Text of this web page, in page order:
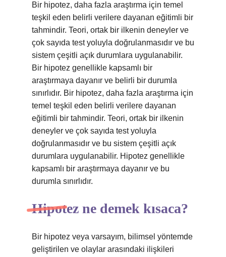
Bir hipotez, daha fazla araştırma için temel
teşkil eden belirli verilere dayanan eğitimli bir
tahmindir. Teori, ortak bir ilkenin deneyler ve
çok sayıda test yoluyla doğrulanmasıdır ve bu
sistem çeşitli açık durumlara uygulanabilir.
Bir hipotez genellikle kapsamlı bir
araştırmaya dayanır ve belirli bir durumla
sınırlıdır. Bir hipotez, daha fazla araştırma için
temel teşkil eden belirli verilere dayanan
eğitimli bir tahmindir. Teori, ortak bir ilkenin
deneyler ve çok sayıda test yoluyla
doğrulanmasıdır ve bu sistem çeşitli açık
durumlara uygulanabilir. Hipotez genellikle
kapsamlı bir araştırmaya dayanır ve bu
durumla sınırlıdır.
Hipotez ne demek kısaca?
Bir hipotez veya varsayım, bilimsel yöntemde
geliştirilen ve olaylar arasındaki ilişkileri